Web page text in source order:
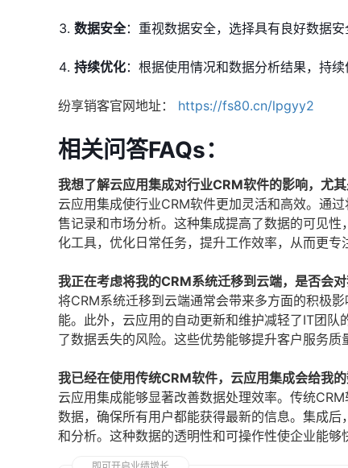
数据安全：重视数据安全，选择具有良好数据
持续优化：根据使用情况和数据分析结果，持
纷享销客官网地址： https://fs80.cn/lpgyy2
相关问答FAQs：
我想了解云应用集成对行业CRM软件的影响，尤其
云应用集成使行业CRM软件更加灵活和高效。通
售记录和市场分析。这种集成提高了数据的可见
化工具，优化日常任务，提升工作效率，从而更专
我正在考虑将我的CRM系统迁移到云端，是否会对
将CRM系统迁移到云端通常会带来多方面的积极
能。此外，云应用的自动更新和维护减轻了IT团
了数据丢失的风险。这些优势能够提升客户服务质
我已经在使用传统CRM软件，云应用集成会给我的
云应用集成能够显著改善数据处理效率。传统
数据，确保所有用户都能获得最新的信息。集成
和分析。这种数据的透明性和可操作性使企业能够